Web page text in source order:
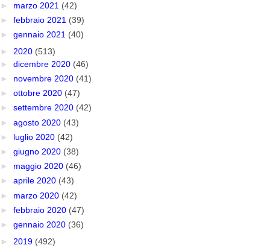
► marzo 2021 (42)
► febbraio 2021 (39)
► gennaio 2021 (40)
► 2020 (513)
► dicembre 2020 (46)
► novembre 2020 (41)
► ottobre 2020 (47)
► settembre 2020 (42)
► agosto 2020 (43)
► luglio 2020 (42)
► giugno 2020 (38)
► maggio 2020 (46)
► aprile 2020 (43)
► marzo 2020 (42)
► febbraio 2020 (47)
► gennaio 2020 (36)
► 2019 (492)